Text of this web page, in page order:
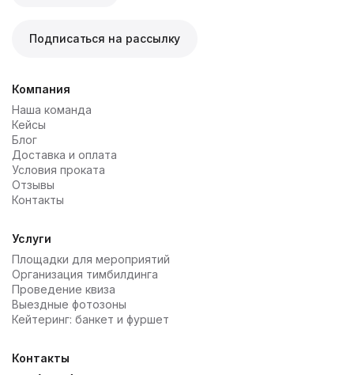
Подписаться на рассылку
Компания
Наша команда
Кейсы
Блог
Доставка и оплата
Условия проката
Отзывы
Контакты
Услуги
Площадки для мероприятий
Организация тимбилдинга
Проведение квиза
Выездные фотозоны
Кейтеринг: банкет и фуршет
Контакты